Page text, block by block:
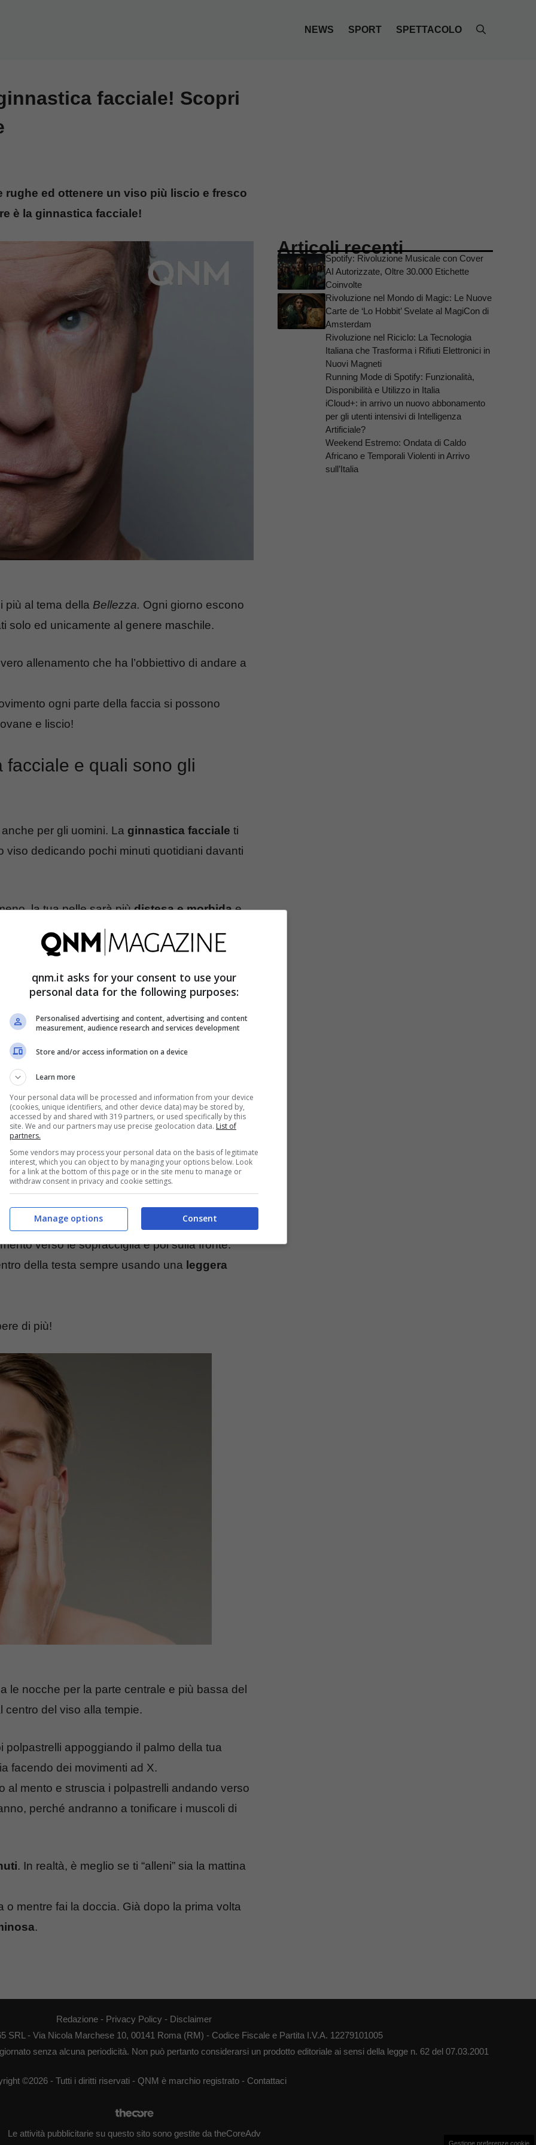
NEWS SPORT SPETTACOLO
facciale! Scopri
rughe ed ottenere un viso più liscio e fresco
è la ginnastica facciale!
più al tema della Bellezza. Ogni giorno escono
solo ed unicamente al genere maschile.
allenamento che ha l’obbiettivo di andare a
ogni parte della faccia si possono
e liscio!
e quali sono gli
per gli uomini. La ginnastica facciale ti
viso dedicando pochi minuti quotidiani davanti
la tua pelle sarà piùdistesa e morbidae
maggiormente i tuoi zigomi e la tua
meglio i liquidi aumentando la produzione
ma se farai gli esercizi con costanza e
una alimentazione equilibrata e di
ti faranno ringiovanire!
drenerai i liquidi.
verso le sopracciglia e poi sulla fronte.
della testa sempre usando una leggera
di più!
le nocche per la parte centrale e più bassa del
centro del viso alla tempie.
polpastrelli appoggiando il palmo della tua
facendo dei movimenti ad X.
al mento e struscia i polpastrelli andando verso
perché andranno a tonificare i muscoli di
. In realtà, è meglio se ti “alleni” sia la mattina
o mentre fai la doccia. Già dopo la prima volta
.
Articoli recenti
Spotify: Rivoluzione Musicale con Cover
AI Autorizzate, Oltre 30.000 Etichette
Coinvolte
Rivoluzione nel Mondo di Magic: Le Nuove
Carte de ‘Lo Hobbit’ Svelate al MagiCon di
Amsterdam
Rivoluzione nel Riciclo: La Tecnologia
Italiana che Trasforma i Rifiuti Elettronici in
Nuovi Magneti
Running Mode di Spotify: Funzionalità,
Disponibilità e Utilizzo in Italia
iCloud+: in arrivo un nuovo abbonamento
per gli utenti intensivi di Intelligenza
Artificiale?
Weekend Estremo: Ondata di Caldo
Africano e Temporali Violenti in Arrivo
sull’Italia
Redazione - Privacy Policy - Disclaimer
SRL - Via Nicola Marchese 10, 00141 Roma (RM) - Codice Fiscale e Partita I.V.A. 12279101005
senza alcuna periodicità. Non può pertanto considerarsi un prodotto editoriale ai sensi della legge n. 62 del 07.03.2001
©2026 - Tutti i diritti riservati - QNM è marchio registrato - Contattaci
Le attività pubblicitarie su questo sito sono gestite da theCoreAdv
Gestione preferenze cookie
qnm.it asks for your consent to use your
personal data for the following purposes:
Personalised advertising and content, advertising and content
measurement, audience research and services development
Store and/or access information on a device
Learn more
Your personal data will be processed and information from your device
(cookies, unique identifiers, and other device data) may be stored by,
accessed by and shared with 319 partners, or used specifically by this
site. We and our partners may use precise geolocation data. List of
partners.
Some vendors may process your personal data on the basis of legitimate
interest, which you can object to by managing your options below. Look
for a link at the bottom of this page or in the site menu to manage or
withdraw consent in privacy and cookie settings.
Consent
Manage options